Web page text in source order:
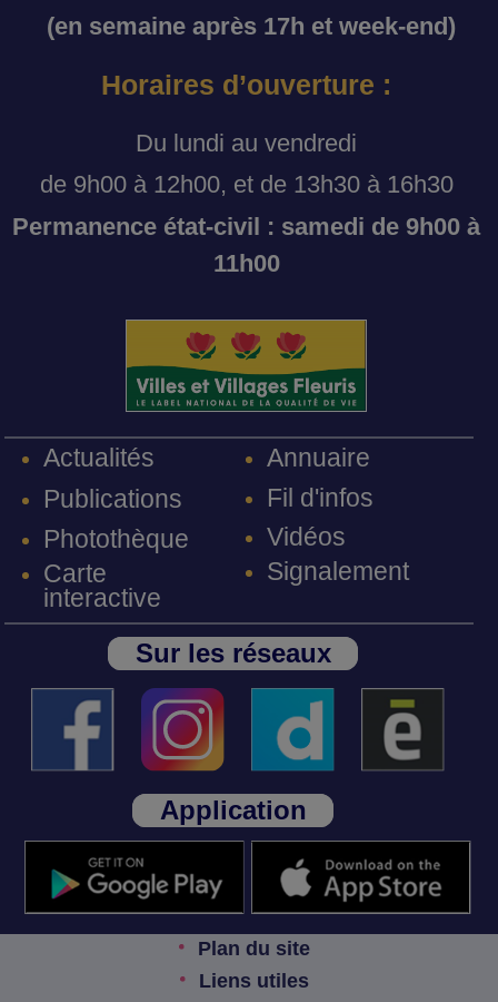
(en semaine après 17h et week-end)
Horaires d’ouverture :
Du lundi au vendredi
de 9h00 à 12h00, et de 13h30 à 16h30
Permanence état-civil : samedi de 9h00 à
11h00
Actualités
Publications
Photothèque
Carte
interactive
Annuaire
Fil d'infos
Vidéos
Signalement
Sur les réseaux
Application
Plan du site
Liens utiles